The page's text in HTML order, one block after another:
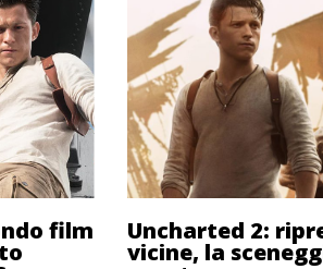
film Uncharted 2:
vicine, la